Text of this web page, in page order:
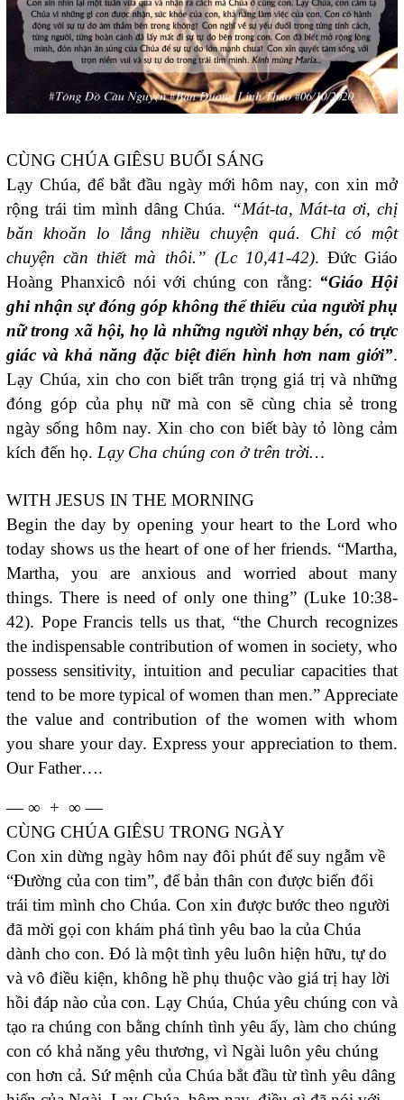
CÙNG CHÚA GIÊSU BUỔI SÁNG
Lạy Chúa, để bắt đầu ngày mới hôm nay, con xin mở
rộng trái tim mình dâng Chúa. “Mát-ta, Mát-ta ơi, chị
băn khoăn lo lắng nhiều chuyện quá. Chỉ có một
chuyện cần thiết mà thôi.” (Lc 10,41-42). Đức Giáo
Hoàng Phanxicô nói với chúng con rằng: “Giáo Hội
ghi nhận sự đóng góp không thể thiếu của người phụ
nữ trong xã hội, họ là những người nhạy bén, có trực
giác và khả năng đặc biệt điển hình hơn nam giới”.
Lạy Chúa, xin cho con biết trân trọng giá trị và những
đóng góp của phụ nữ mà con sẽ cùng chia sẻ trong
ngày sống hôm nay. Xin cho con biết bày tỏ lòng cảm
kích đến họ. Lạy Cha chúng con ở trên trời…
WITH JESUS IN THE MORNING
Begin the day by opening your heart to the Lord who
today shows us the heart of one of her friends. “Martha,
Martha, you are anxious and worried about many
things. There is need of only one thing” (Luke 10:38-
42). Pope Francis tells us that, “the Church recognizes
the indispensable contribution of women in society, who
possess sensitivity, intuition and peculiar capacities that
tend to be more typical of women than men.” Appreciate
the value and contribution of the women with whom
you share your day. Express your appreciation to them.
Our Father….
— ∞ + ∞ —
CÙNG CHÚA GIÊSU TRONG NGÀY
Con xin dừng ngày hôm nay đôi phút để suy ngẫm về
“Đường của con tim”, để bản thân con được biến đổi
trái tim mình cho Chúa. Con xin được bước theo người
đã mời gọi con khám phá tình yêu bao la của Chúa
dành cho con. Đó là một tình yêu luôn hiện hữu, tự do
và vô điều kiện, không hề phụ thuộc vào giá trị hay lời
hồi đáp nào của con. Lạy Chúa, Chúa yêu chúng con và
tạo ra chúng con bằng chính tình yêu ấy, làm cho chúng
con có khả năng yêu thương, vì Ngài luôn yêu chúng
con hơn cả. Sứ mệnh của Chúa bắt đầu từ tình yêu dâng